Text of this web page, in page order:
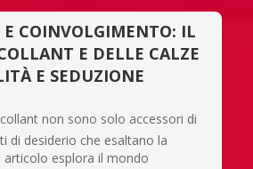
E COINVOLGIMENTO: IL
E DELLE CALZE
E SEDUZIONE
non sono solo accessori di
di desiderio che esaltano la
articolo esplora il mondo